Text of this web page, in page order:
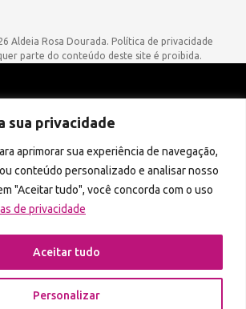
sua privacidade
aprimorar sua experiência de navegação,
conteúdo personalizado e analisar nosso
"Aceitar tudo", você concorda com o uso
de privacidade
Personalizar
Aceitar tudo
Aldeia Rosa Dourada. Política de privacidade
parte do conteúdo deste site é proibida.